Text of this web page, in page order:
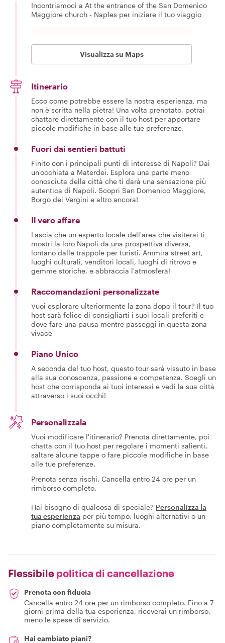
Incontriamoci a At the entrance of the San Domenico
Maggiore church - Naples per iniziare il tuo viaggio
Visualizza su Maps
Itinerario
Ecco come potrebbe essere la nostra esperienza, ma
non è scritta nella pietra! Una volta prenotato, potrai
chattare direttamente con il tuo host per apportare
piccole modifiche in base alle tue preferenze.
Fuori dai sentieri battuti
Finito con i principali punti di interesse di Napoli? Dai
un'occhiata a Materdei. Esplora una parte meno
conosciuta della città che ti darà una sensazione più
autentica di Napoli. Scopri San Domenico Maggiore,
Borgo dei Vergini e altro ancora!
Il vero affare
Lascia che un esperto locale dell'area che visiterai ti
mostri la loro Napoli da una prospettiva diversa,
lontano dalle trappole per turisti. Ammira street art,
luoghi culturali, venditori locali, luoghi di ritrovo e
gemme storiche, e abbraccia l'atmosfera!
Raccomandazioni personalizzate
Vuoi esplorare ulteriormente la zona dopo il tour? Il tuo
host sarà felice di consigliarti i suoi locali preferiti e
dove fare una pausa mentre passeggi in questa zona
vivace
Piano Unico
A seconda del tuo host, questo tour sarà vissuto in base
alla sua conoscenza, passione e competenza. Scegli un
host che corrisponda ai tuoi interessi e vedi la sua città
attraverso i suoi occhi!
Personalizzala
Vuoi modificare l'itinerario? Prenota direttamente, poi
chatta con il tuo host per regolare i momenti salienti,
saltare alcune tappe o fare piccole modifiche in base
alle tue preferenze.
Prenota senza rischi. Cancella entro 24 ore per un
rimborso completo.
Hai bisogno di qualcosa di speciale? Personalizza la
tua esperienza per più tempo, luoghi alternativi o un
piano completamente su misura.
Flessibile politica di cancellazione
Prenota con fiducia
Cancella entro 24 ore per un rimborso completo. Fino a 7
giorni prima della tua esperienza, riceverai un rimborso,
meno le spese di servizio.
Hai cambiato piani?